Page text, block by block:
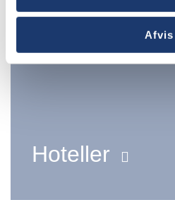
Afvis
Hoteller